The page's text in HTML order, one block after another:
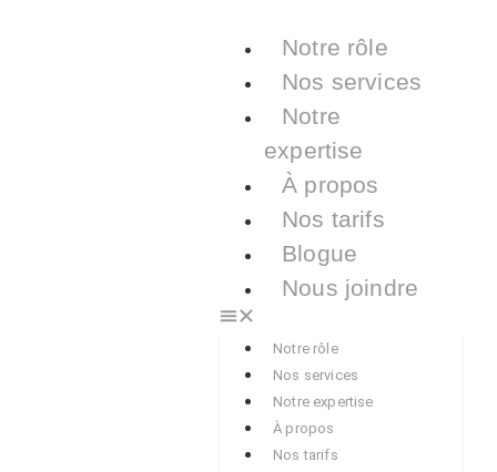
Notre rôle
Nos services
Notre
expertise
À propos
Nos tarifs
Blogue
Nous joindre
Notre rôle
Nos services
Notre expertise
À propos
Nos tarifs